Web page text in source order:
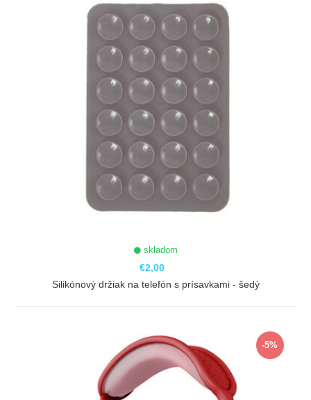
skladom
€2,00
Silikónový držiak na telefón s prísavkami - šedý
-5%